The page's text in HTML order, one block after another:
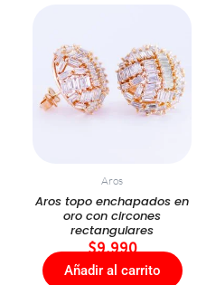
Aros
Aros topo enchapados en
oro con circones
rectangulares
$9.990
Añadir al carrito